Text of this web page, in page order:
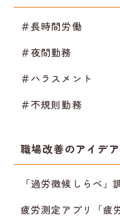
＃長時間労働
＃夜間勤務
＃ハラスメント
＃不規則勤務
職場改善のアイデア
「過労徴候しらべ」
疲労測定アプリ「疲